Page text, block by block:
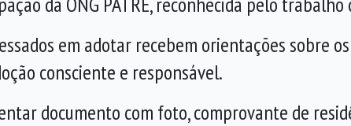
em adotar recebem orientações sobre
consciente e responsável.
documento com foto, comprovante de